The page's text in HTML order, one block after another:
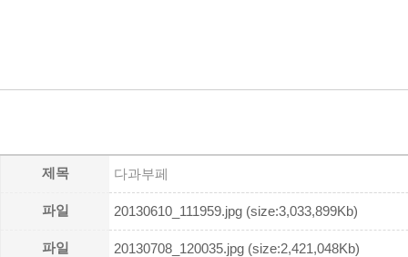
제목 다과부페
파일 20130610_111959.jpg (size:3,033,899Kb)
파일 20130708_120035.jpg (size:2,421,048Kb)